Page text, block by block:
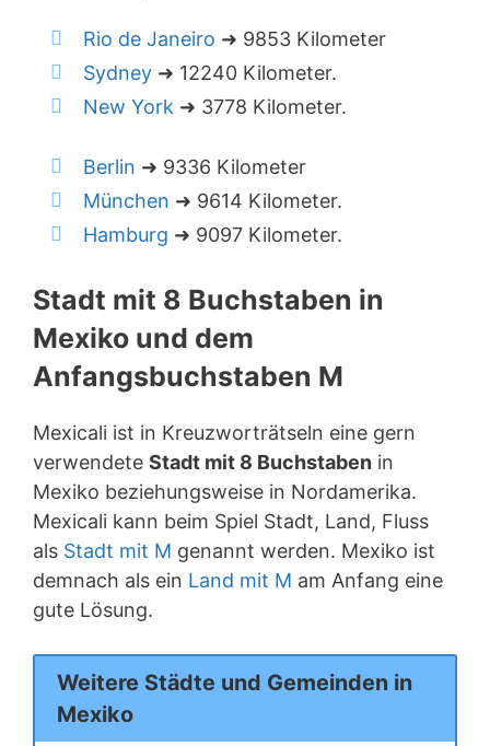
Rio de Janeiro ➜ 9853 Kilometer
Sydney ➜ 12240 Kilometer.
New York ➜ 3778 Kilometer.
Berlin ➜ 9336 Kilometer
München ➜ 9614 Kilometer.
Hamburg ➜ 9097 Kilometer.
Stadt mit 8 Buchstaben in
Mexiko und dem
Anfangsbuchstaben M
Mexicali ist in Kreuzworträtseln eine gern
verwendete Stadt mit 8 Buchstaben in
Mexiko beziehungsweise in Nordamerika.
Mexicali kann beim Spiel Stadt, Land, Fluss
als Stadt mit M genannt werden. Mexiko ist
demnach als ein Land mit M am Anfang eine
gute Lösung.
Weitere Städte und Gemeinden in
Mexiko